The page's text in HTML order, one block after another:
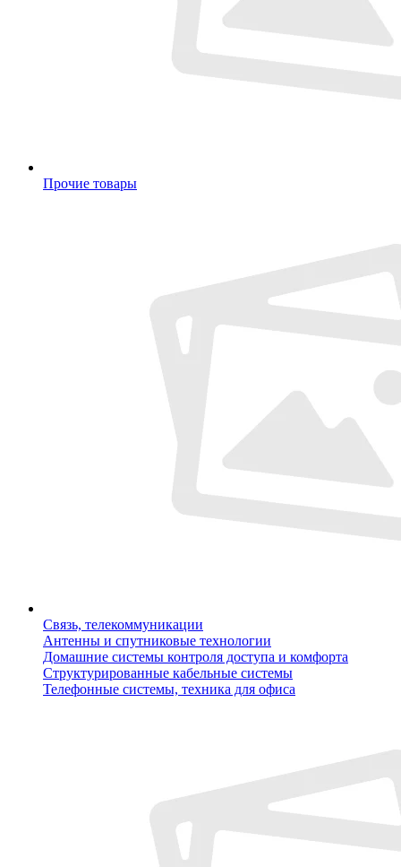
Прочие товары
Связь, телекоммуникации
Антенны и спутниковые технологии
Домашние системы контроля доступа и комфорта
Структурированные кабельные системы
Телефонные системы, техника для офиса